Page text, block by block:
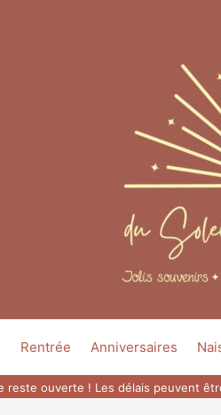
Rentrée Anniversaires
reste ouverte ! Les délais peuvent